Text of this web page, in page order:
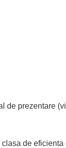
de prezentare
de eficienta